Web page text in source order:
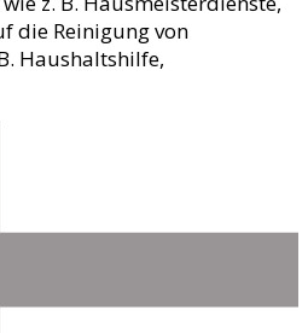
die Reinigung von
Haushaltshilfe,